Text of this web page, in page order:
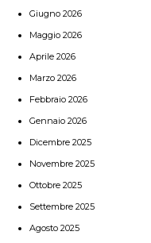
Giugno 2026
Maggio 2026
Aprile 2026
Marzo 2026
Febbraio 2026
Gennaio 2026
Dicembre 2025
Novembre 2025
Ottobre 2025
Settembre 2025
Agosto 2025